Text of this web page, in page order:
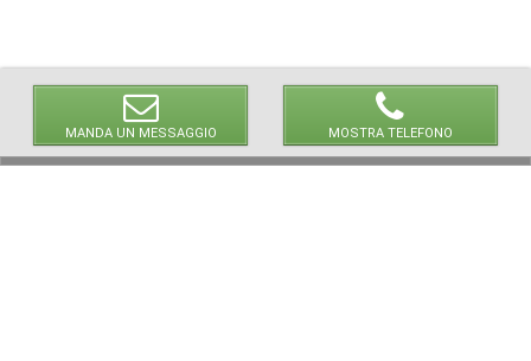
MANDA UN MESSAGGIO MOSTRA TELEFONO